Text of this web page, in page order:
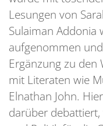
Lesungen von
Sulaiman Addonia
aufgenommen
Ergänzung zu den
mit Literaten wie
Elnathan John.
darüber